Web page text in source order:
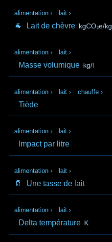
alimentation › lait ›
🐐 Lait de chèvre kgCO₂e/kg
alimentation › lait ›
Masse volumique kg/l
alimentation › lait › chauffe ›
Tiède
alimentation › lait ›
Impact par litre
alimentation › lait ›
🥛 Une tasse de lait
alimentation › lait ›
Delta température K